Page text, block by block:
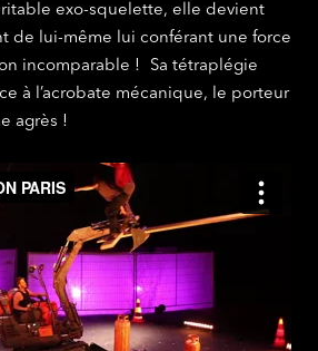
exo-squelette, elle devient
de lui-même lui conférant une force
incomparable ! Sa tétraplégie
à l’acrobate mécanique, le porteur
agrès !